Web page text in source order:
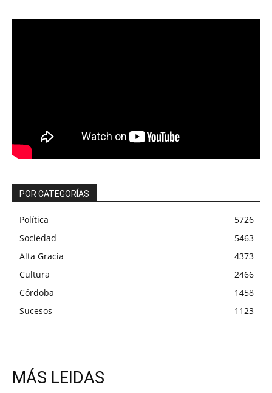
POR CATEGORÍAS
Política
5726
Sociedad
5463
Alta Gracia
4373
Cultura
2466
Córdoba
1458
Sucesos
1123
MÁS LEIDAS